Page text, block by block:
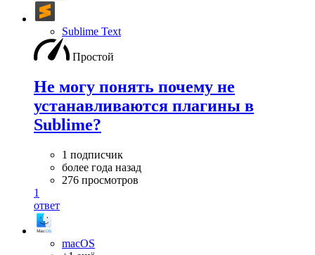
Sublime Text
Простой
Не могу понять почему не
устанавливаются плагины в
Sublime?
1 подписчик
более года назад
276 просмотров
1
ответ
macOS